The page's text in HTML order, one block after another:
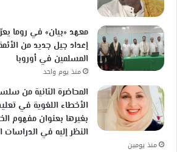
معهد «بيان» في روما
إعداد جيل جديد من
المسلمين في أوروبا
منذ يوم واحد
المحاضرة الثانية من
الأخطاء اللغوية في
بغيرها بعنوان مفهوم
النظر إليه في الدراسات
منذ يومين